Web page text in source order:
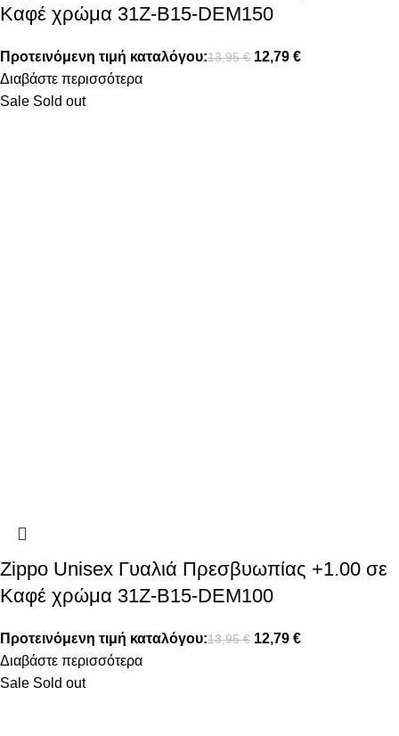
Καφέ χρώμα 31Z-B15-DEM150
Προτεινόμενη τιμή καταλόγου:13,95€ 12,79 €
Διαβάστε περισσότερα
Sale Sold out
Zippo Unisex Γυαλιά Πρεσβυωπίας +1.00 σε
Καφέ χρώμα 31Z-B15-DEM100
Προτεινόμενη τιμή καταλόγου:13,95€ 12,79 €
Διαβάστε περισσότερα
Sale Sold out